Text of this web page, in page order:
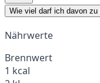
Wie viel darf ich davon zu
Nährwerte
Brennwert
1 kcal